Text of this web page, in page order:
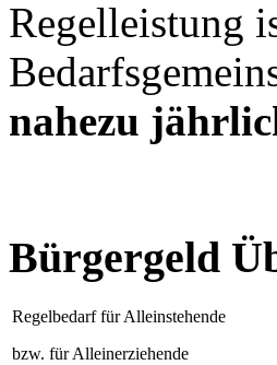
Regelleistung
nahezu
Bürgergeld
Regelbedarf für Alleinstehende
bzw. für Alleinerziehende